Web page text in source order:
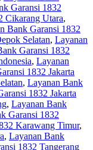
Garansi 1832
Cikarang Utara,
Bank Garansi 1832
Selatan, Layanan
Garansi 1832
, Layanan
1832 Jakarta
, Layanan Bank
1832 Jakarta
, Layanan Bank
Garansi 1832
Karawang Timur,
, Layanan Bank
1832 Tangerang